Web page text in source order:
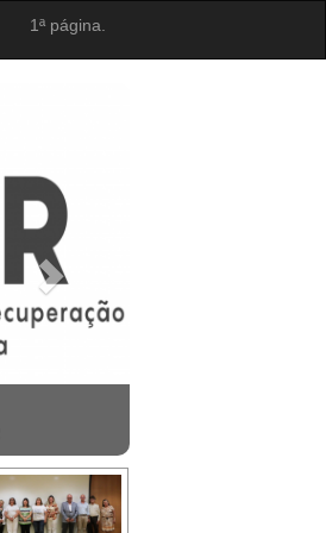
1ª página.